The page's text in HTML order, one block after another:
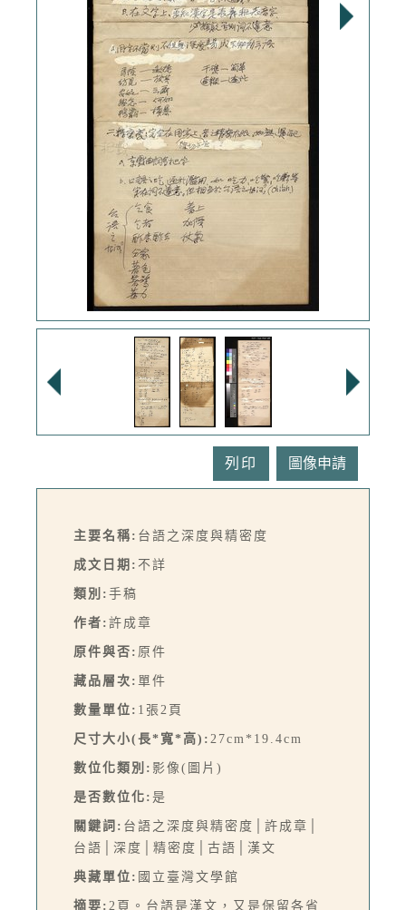
列印
主要名稱: 台語之深度與精密度
成文日期: 不詳
類別: 手稿
作者: 許成章
原件與否: 原件
藏品層次: 單件
數量單位: 1張2頁
尺寸大小(長*寬*高): 27cm*19.4cm
數位化類別: 影像(圖片)
是否數位化: 是
關鍵詞: 台語之深度與精密度│許成章│
台語│深度│精密度│古語│漢文
典藏單位: 國立臺灣文學館
摘要: 2頁。台語是漢文，又是保留各省